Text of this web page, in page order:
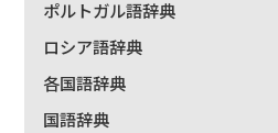
ポルトガル語辞典
ロシア語辞典
各国語辞典
国語辞典